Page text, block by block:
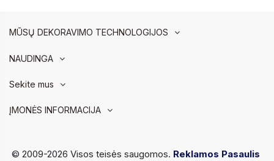
MŪSŲ DEKORAVIMO TECHNOLOGIJOS
NAUDINGA
Sekite mus
ĮMONĖS INFORMACIJA
© 2009-2026 Visos teisės saugomos. Reklamos Pasaulis